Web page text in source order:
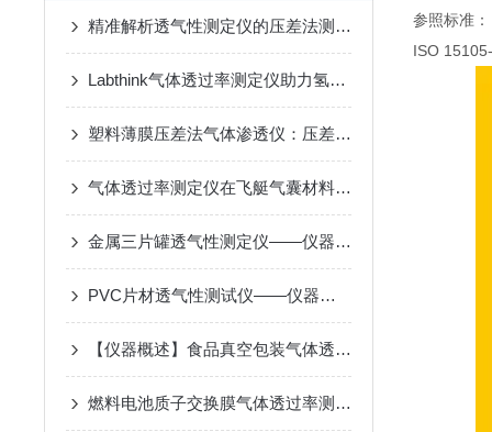
精准解析透气性测定仪的压差法测试原理
Labthink气体透过率测定仪助力氢燃料电池质子交换膜检测
塑料薄膜压差法气体渗透仪：压差法原理与测试标准
气体透过率测定仪在飞艇气囊材料氦气渗透性测试的应用
金属三片罐透气性测定仪——仪器简介
PVC片材透气性测试仪——仪器概述
【仪器概述】食品真空包装气体透过率测定仪
燃料电池质子交换膜气体透过率测试仪在行业中的应用重要性
参照标准：
ISO